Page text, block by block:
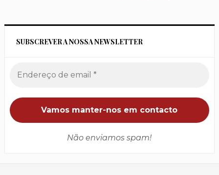
SUBSCREVER A NOSSA NEWSLETTER
Não enviamos spam!